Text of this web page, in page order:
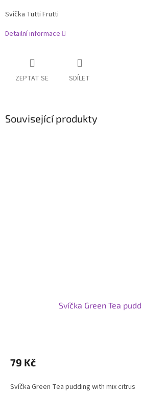
Svíčka Tutti Frutti
Detailní informace
ZEPTAT SE SDÍLET
Související produkty
Svíčka Green Tea
79 Kč
Svíčka Green Tea pudding with mix citrus